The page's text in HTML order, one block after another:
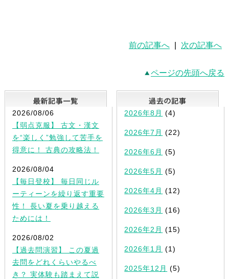
前の記事へ 次の記事へ
ページの先頭へ戻る
最新記事一覧
2026/08/06
【弱点克服】 古文・漢文
を“楽しく”勉強して苦手を
得意に！ 古典の攻略法！
2026/08/04
【毎日登校】 毎日同じル
ーティーンを繰り返す重要
性！ 長い夏を乗り越える
ためには！
2026/08/02
【過去問演習】 この夏過
去問をどれくらいやるべ
き？ 実体験も踏まえて説
2026年8月 (4)
2026年7月 (22)
2026年6月 (5)
2026年5月 (5)
2026年4月 (12)
2026年3月 (16)
2026年2月 (15)
2026年1月 (1)
2025年12月 (5)